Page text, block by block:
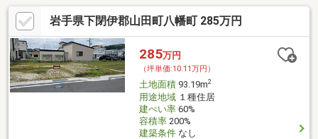
岩手県下閉伊郡山田町八幡町 285万円
285万円
（坪単価:10.11万円）
土地面積93.19m2
用途地域１種住居
建ぺい率60%
容積率200%
建築条件なし